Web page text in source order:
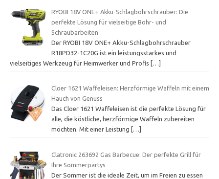
RYOBI 18V ONE+ Akku-Schlagbohrschrauber: Die
perfekte Lösung für vielseitige Bohr- und
Schraubarbeiten
Der RYOBI 18V ONE+ Akku-Schlagbohrschrauber
R18PD32-1C20G ist ein leistungsstarkes und
vielseitiges Werkzeug für Heimwerker und Profis
[…]
Cloer 1621 Waffeleisen: Herzförmige Waffeln mit einem
Hauch von Genuss
Das Cloer 1621 Waffeleisen ist die perfekte Lösung für
alle, die köstliche, herzförmige Waffeln zubereiten
möchten. Mit einer Leistung
[…]
Clatronic 263692 Gas Barbecue: Der perfekte Grill für
Ihre Sommerpartys
Der Sommer ist die ideale Zeit, um im Freien zu essen